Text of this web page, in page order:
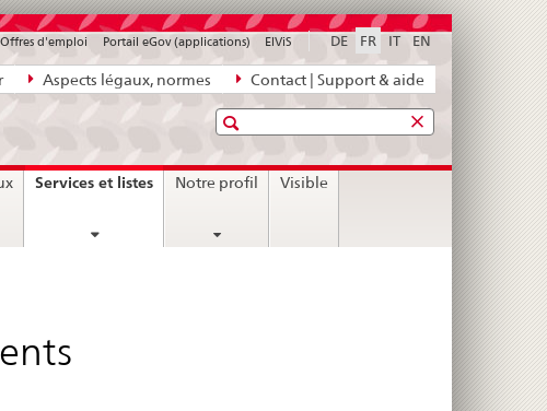
Aspects légaux, normes Contact | Support & aide
DE FR IT EN
Offres d'emploi Portail eGov (applications) ElViS
Recherche
Services et listescurrent
Notre profil Visible